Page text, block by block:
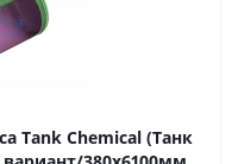
Tank Chemical (Танк